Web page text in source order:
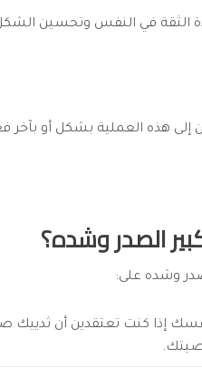
الثقة في النفس وتحسين
إلى هذه العملية بشكل أو بآخر
الصدر وشده؟
وشده على:
إذا كنت تعتقدين أن ثدييك